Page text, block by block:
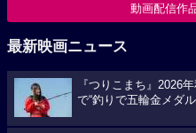
動画配信作
最新映画ニュース
『つりこまち』2026
で“釣りで五輪金メダ